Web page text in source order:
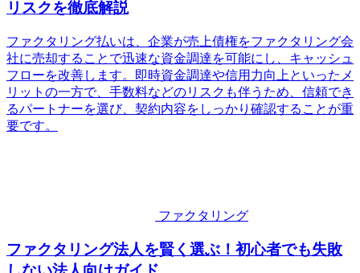
リスクを徹底解説
ファクタリング払いは、企業が売上債権をファクタリング会
社に売却することで迅速な資金調達を可能にし、キャッシュ
フローを改善します。即時資金調達や信用力向上といったメ
リットの一方で、手数料などのリスクも伴うため、信頼でき
るパートナーを選び、契約内容をしっかり確認することが重
要です。
ファクタリング
ファクタリング法人を賢く選ぶ！初心者でも失敗